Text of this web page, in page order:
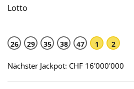
26 29 35 38 47 1 2
Nächster Jackpot: CHF 16'000'000